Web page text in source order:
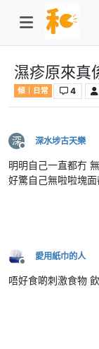
濕疹原來真
傾｜日常 4
深
離線
深水埗古天樂
明明自己一直都冇
好驚自己無啦啦塊
離線
愛用紙巾的人
唔好食啲刺激食物